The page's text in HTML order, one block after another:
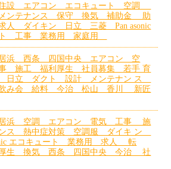
設 エアコン エコキュート 空調
ンテナンス 保守 換気 補助金 助
ダイキン 日立 三菱 Pan asonic
ト 工事 業務用 家庭用
浜 西条 四国中央 エアコン 空
施工 福利厚生 社員募集 若手 育
日立 ダクト 設計 メンテナン ス
み会 給料 今治 松山 香川 新匠
浜 空調 エアコン 電気 工事 施
ス 熱中症対策 空調服 ダイキ ン
エコキュート 業務用 求人 転
生 換気 西条 四国中央 今治 社